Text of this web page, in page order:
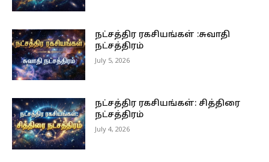
நட்சத்திர ரகசியங்கள் :சுவாதி
நட்சத்திரம்
July 5, 2026
நட்சத்திர ரகசியங்கள்: சித்திரை
நட்சத்திரம்
July 4, 2026